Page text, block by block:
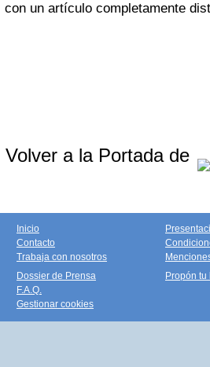
con un artículo completamente
Volver a la Portada de
Inicio
Contacto
Trabaja con nosotros
Dossier de Prensa
F.A.Q.
Gestionar cookies
Propón tu